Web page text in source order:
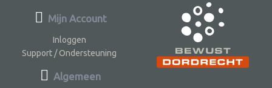
Mijn Account
Inloggen
Support / Ondersteuning
Algemeen